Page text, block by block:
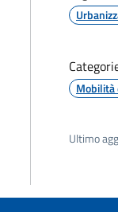
Ultimo